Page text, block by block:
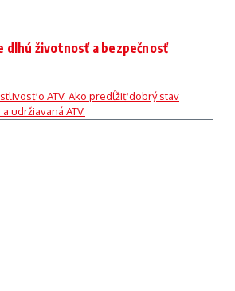
dlhú životnosť a bezpečnosť